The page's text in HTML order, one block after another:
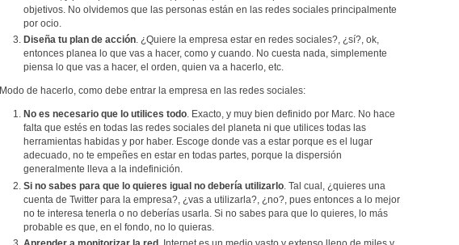
objetivos. No olvidemos que las personas están en las redes sociales principalmente
por ocio.
Diseña tu plan de acción. ¿Quiere la empresa estar en redes sociales?, ¿sí?, ok,
entonces planea lo que vas a hacer, como y cuando. No cuesta nada, simplemente
piensa lo que vas a hacer, el orden, quien va a hacerlo, etc.
Modo de hacerlo, como debe entrar la empresa en las redes sociales:
No es necesario que lo utilices todo. Exacto, y muy bien definido por Marc. No hace
falta que estés en todas las redes sociales del planeta ni que utilices todas las
herramientas habidas y por haber. Escoge donde vas a estar porque es el lugar
adecuado, no te empeñes en estar en todas partes, porque la dispersión
generalmente lleva a la indefinición.
Si no sabes para que lo quieres igual no debería utilizarlo . Tal cual, ¿quieres una
cuenta de Twitter para la empresa?, ¿vas a utilizarla?, ¿no?, pues entonces a lo mejor
no te interesa tenerla o no deberías usarla. Si no sabes para que lo quieres, lo más
probable es que, en el fondo, no lo quieras.